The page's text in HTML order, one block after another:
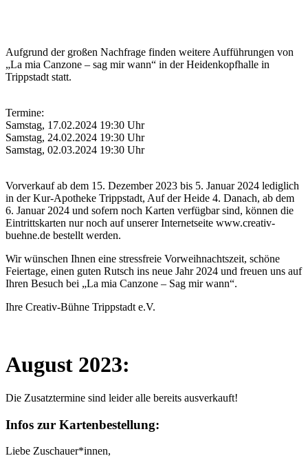
Aufgrund der großen Nachfrage finden weitere Aufführungen von
„La mia Canzone – sag mir wann“ in der Heidenkopfhalle in
Trippstadt statt.
Termine:
Samstag, 17.02.2024 19:30 Uhr
Samstag, 24.02.2024 19:30 Uhr
Samstag, 02.03.2024 19:30 Uhr
Vorverkauf ab dem 15. Dezember 2023 bis 5. Januar 2024 lediglich
in der Kur-Apotheke Trippstadt, Auf der Heide 4. Danach, ab dem
6. Januar 2024 und sofern noch Karten verfügbar sind, können die
Eintrittskarten nur noch auf unserer Internetseite www.creativ-
buehne.de bestellt werden.
Wir wünschen Ihnen eine stressfreie Vorweihnachtszeit, schöne
Feiertage, einen guten Rutsch ins neue Jahr 2024 und freuen uns auf
Ihren Besuch bei „La mia Canzone – Sag mir wann“.
Ihre Creativ-Bühne Trippstadt e.V.
August 2023:
Die Zusatztermine sind leider alle bereits ausverkauft!
Infos zur Kartenbestellung:
Liebe Zuschauer*innen,